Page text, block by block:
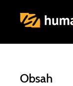
Obsah